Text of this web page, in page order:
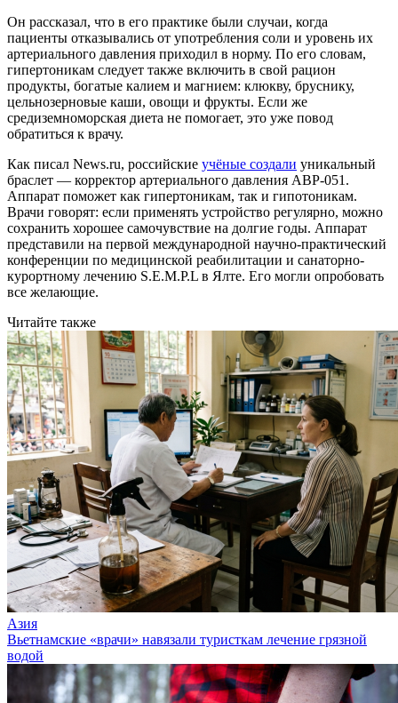
Он рассказал, что в его практике были случаи, когда
пациенты отказывались от употребления соли и уровень их
артериального давления приходил в норму. По его словам,
гипертоникам следует также включить в свой рацион
продукты, богатые калием и магнием: клюкву, бруснику,
цельнозерновые каши, овощи и фрукты. Если же
средиземноморская диета не помогает, это уже повод
обратиться к врачу.
Как писал News.ru, российские учёные создали уникальный
браслет — корректор артериального давления ABP-051.
Аппарат поможет как гипертоникам, так и гипотоникам.
Врачи говорят: если применять устройство регулярно, можно
сохранить хорошее самочувствие на долгие годы. Аппарат
представили на первой международной научно-практический
конференции по медицинской реабилитации и санаторно-
курортному лечению S.E.M.P.L в Ялте. Его могли опробовать
все желающие.
Читайте также
Азия
Вьетнамские «врачи» навязали туристкам лечение грязной
водой